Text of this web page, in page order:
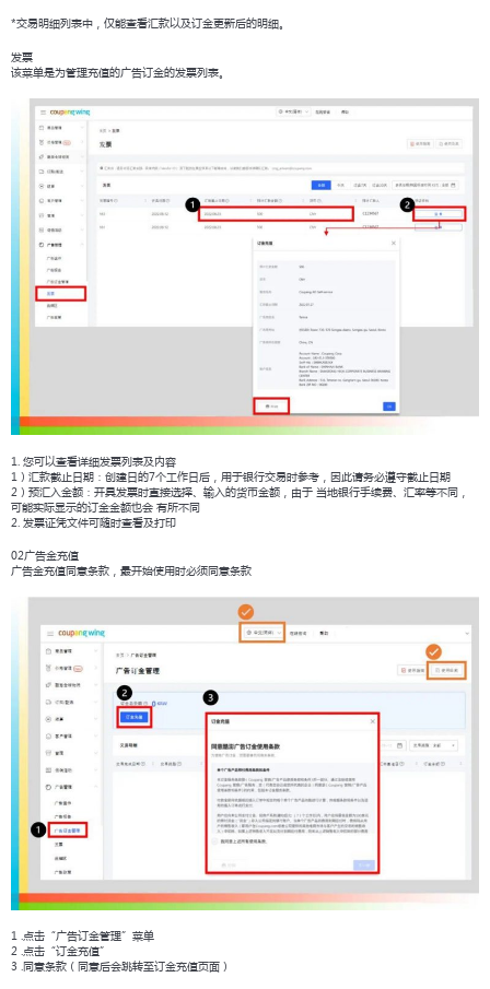
*交易明细列表中，仅能查看汇款以及订金更新后的明细。
发票
该菜单是为管理充值的广告订金的发票列表。
1. 您可以查看详细发票列表及内容
1）汇款截止日期：创建日的7个工作日后，用于银行交易时参考，因此请务必遵守截止日期
2）预汇入金额：开具发票时直接选择、输入的货币金额，由于 当地银行手续费、汇率等不同，
可能实际显示的订金金额也会 有所不同
2. 发票证凭文件可随时查看及打印
02广告金充值
广告金充值同意条款，最开始使用时必须同意条款
1 .点击“广告订金管理”菜单
2 .点击“订金充值”
3 .同意条款（同意后会跳转至订金充值页面）